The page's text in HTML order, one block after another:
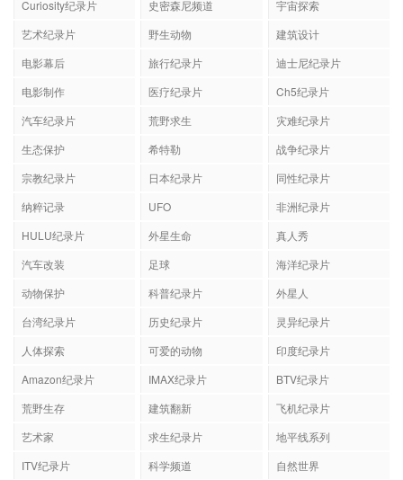
Curiosity纪录片 史密森尼频道
宇宙探索
艺术纪录片
野生动物
建筑设计
电影幕后
旅行纪录片
迪士尼纪录片
电影制作
医疗纪录片
Ch5纪录片
汽车纪录片
荒野求生
灾难纪录片
生态保护
希特勒
战争纪录片
宗教纪录片
日本纪录片
同性纪录片
纳粹记录
UFO
非洲纪录片
HULU纪录片
外星生命
真人秀
汽车改装
足球
海洋纪录片
动物保护
科普纪录片
外星人
台湾纪录片
历史纪录片
灵异纪录片
人体探索
可爱的动物
印度纪录片
Amazon纪录片
IMAX纪录片
BTV纪录片
荒野生存
建筑翻新
飞机纪录片
艺术家
求生纪录片
地平线系列
ITV纪录片
科学频道
自然世界